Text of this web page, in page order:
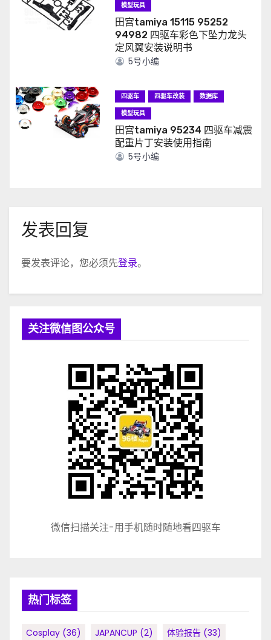
模型玩具
田宫tamiya 15115 95252
94982 四驱车彩色下坠力龙头
定风翼安装说明书
5号小编
四驱车 四驱车改装
数据库
模型玩具
田宫tamiya 95234 四驱车减震
配重片丁安装使用指南
5号小编
发表回复
要发表评论，您必须先登录。
关注微信图公众号
微信扫描关注-用手机随时随地看四驱车
热门标签
Cosplay (36) JAPANCUP (2) 体验报告 (33)